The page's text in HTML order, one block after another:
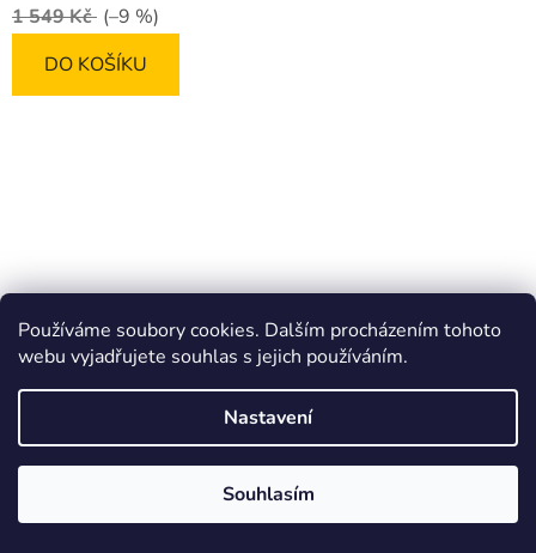
Používáme soubory cookies. Dalším procházením tohoto
webu vyjadřujete souhlas s jejich používáním.
Nastavení
Souhlasím
1 549 Kč (–9 %)
DO KOŠÍKU